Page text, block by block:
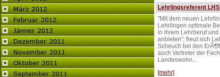
Lehrlingsreferent
"Mit dem neuen
Lehrlingen optimale
in ihrem Lehrberuf
anbieten", freut sich
Scheuch bei den
auch Vertreter der
Landeswohn...
[mehr]